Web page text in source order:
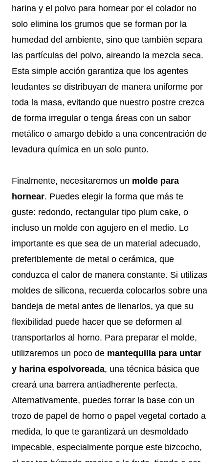
harina y el polvo para hornear por el colador no
solo elimina los grumos que se forman por la
humedad del ambiente, sino que también separa
las partículas del polvo, aireando la mezcla seca.
Esta simple acción garantiza que los agentes
leudantes se distribuyan de manera uniforme por
toda la masa, evitando que nuestro postre crezca
de forma irregular o tenga áreas con un sabor
metálico o amargo debido a una concentración de
levadura química en un solo punto.
Finalmente, necesitaremos un molde para
hornear. Puedes elegir la forma que más te
guste: redondo, rectangular tipo plum cake, o
incluso un molde con agujero en el medio. Lo
importante es que sea de un material adecuado,
preferiblemente de metal o cerámica, que
conduzca el calor de manera constante. Si utilizas
moldes de silicona, recuerda colocarlos sobre una
bandeja de metal antes de llenarlos, ya que su
flexibilidad puede hacer que se deformen al
transportarlos al horno. Para preparar el molde,
utilizaremos un poco de mantequilla para untar
y harina espolvoreada, una técnica básica que
creará una barrera antiadherente perfecta.
Alternativamente, puedes forrar la base con un
trozo de papel de horno o papel vegetal cortado a
medida, lo que te garantizará un desmoldado
impecable, especialmente porque este bizcocho,